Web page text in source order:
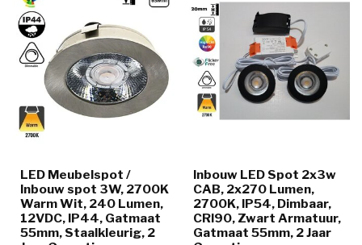
LED Meubelspot /
Inbouw spot 3W, 2700K
Warm Wit, 240 Lumen,
12VDC, IP44, Gatmaat
55mm, Staalkleurig, 2
Inbouw LED Spot 2x3w
CAB, 2x270 Lumen,
2700K, IP54, Dimbaar,
CRI90, Zwart Armatuur,
Gatmaat 55mm, 2 Jaar